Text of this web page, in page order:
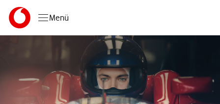
Menü
Starte Deinen